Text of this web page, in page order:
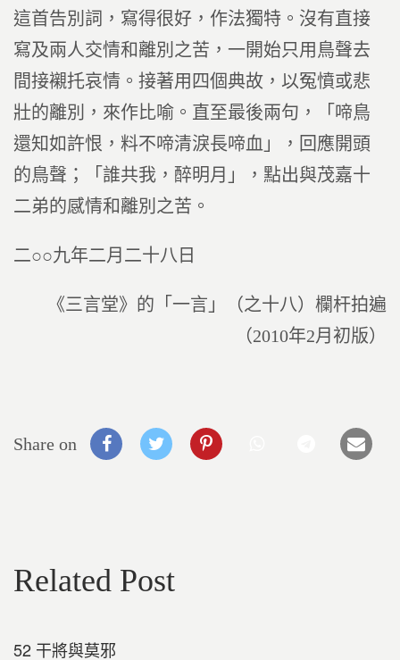
這首告別詞，寫得很好，作法獨特。沒有直接
寫及兩人交情和離別之苦，一開始只用鳥聲去
間接襯托哀情。接著用四個典故，以冤憤或悲
壯的離別，來作比喻。直至最後兩句，「啼鳥
還知如許恨，料不啼清淚長啼血」，回應開頭
的鳥聲；「誰共我，醉明月」，點出與茂嘉十
二弟的感情和離別之苦。
二○○九年二月二十八日
《三言堂》的「一言」（之十八）欄杆拍遍
（2010年2月初版）
Share on
Related Post
52 干將與莫邪